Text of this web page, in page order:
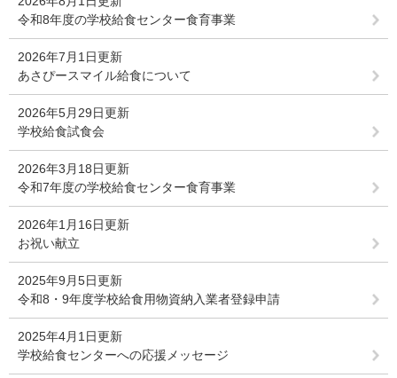
令和8年度の学校給食センター食育事業
2026年7月1日更新
あさぴースマイル給食について
2026年5月29日更新
学校給食試食会
2026年3月18日更新
令和7年度の学校給食センター食育事業
2026年1月16日更新
お祝い献立
2025年9月5日更新
令和8・9年度学校給食用物資納入業者登録申請
2025年4月1日更新
学校給食センターへの応援メッセージ